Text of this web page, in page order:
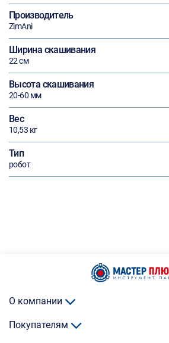
Производитель
ZimAni
Ширина скашивания
22 см
Высота скашивания
20-60 мм
Вес
10,53 кг
Тип
робот
О компании
Покупателям